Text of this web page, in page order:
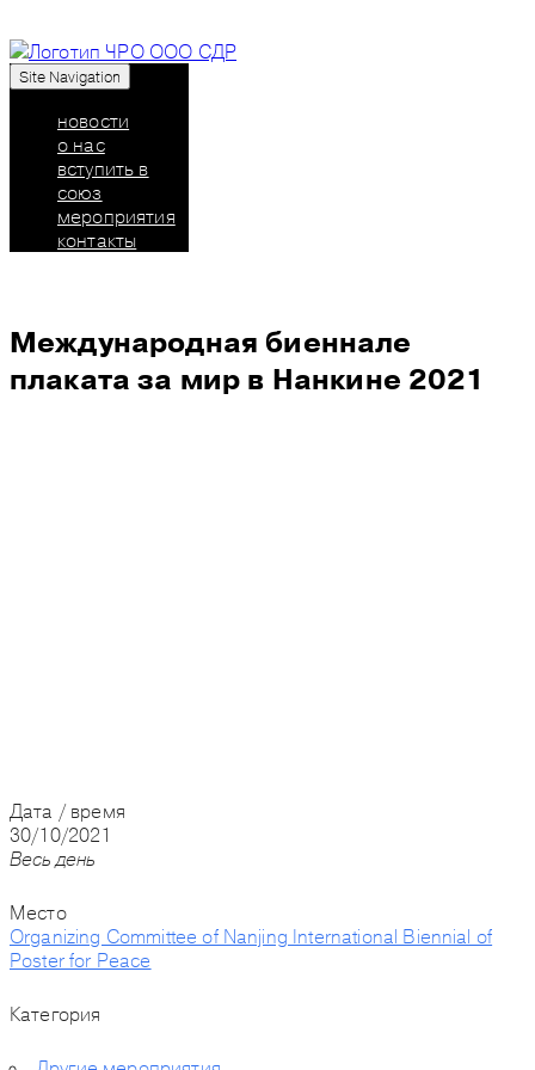
Союз дизайнеров России: челябинское
региональное отделение
Site Navigation
новости
о нас
вступить в
союз
мероприятия
контакты
Международная биеннале
плаката за мир в Нанкине 2021
Дата / время
30/10/2021
Весь день
Место
Organizing Committee of Nanjing International Biennial of
Poster for Peace
Категория